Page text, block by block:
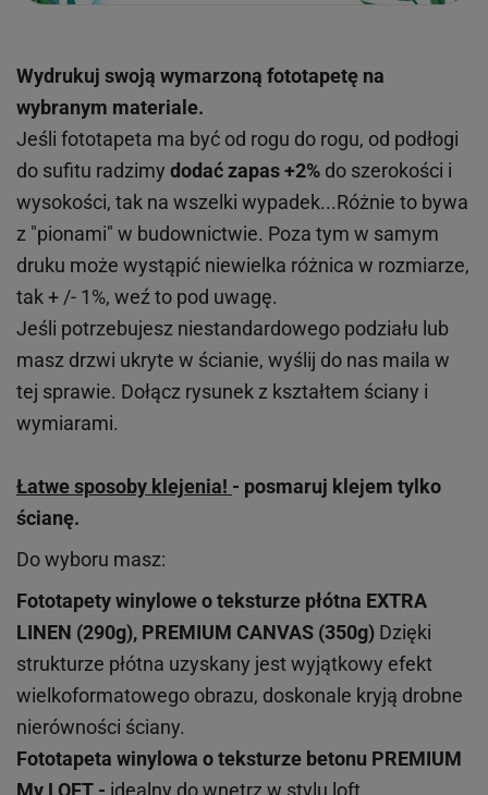
Wydrukuj swoją wymarzoną fototapetę na
wybranym materiale.
Jeśli fototapeta ma być od rogu do rogu, od podłogi
do sufitu radzimy dodać zapas +2% do szerokości i
wysokości, tak na wszelki wypadek...Różnie to bywa
z "pionami" w budownictwie. Poza tym w samym
druku może wystąpić niewielka różnica w rozmiarze,
tak + /- 1%, weź to pod uwagę.
Jeśli potrzebujesz niestandardowego podziału lub
masz drzwi ukryte w ścianie, wyślij do nas maila w
tej sprawie. Dołącz rysunek z kształtem ściany i
wymiarami.
Łatwe sposoby klejenia! - posmaruj klejem tylko
ścianę.
Do wyboru masz:
Fototapety winylowe oteksturze płótna EXTRA
LINEN (290g), PREMIUM CANVAS (350g) Dzięki
strukturze płótna uzyskany jest wyjątkowy efekt
wielkoformatowego obrazu, doskonale kryją drobne
nierówności ściany.
Fototapeta winylowa oteksturze betonu PREMIUM
My LOFT - idealny do wnętrz w stylu loft,